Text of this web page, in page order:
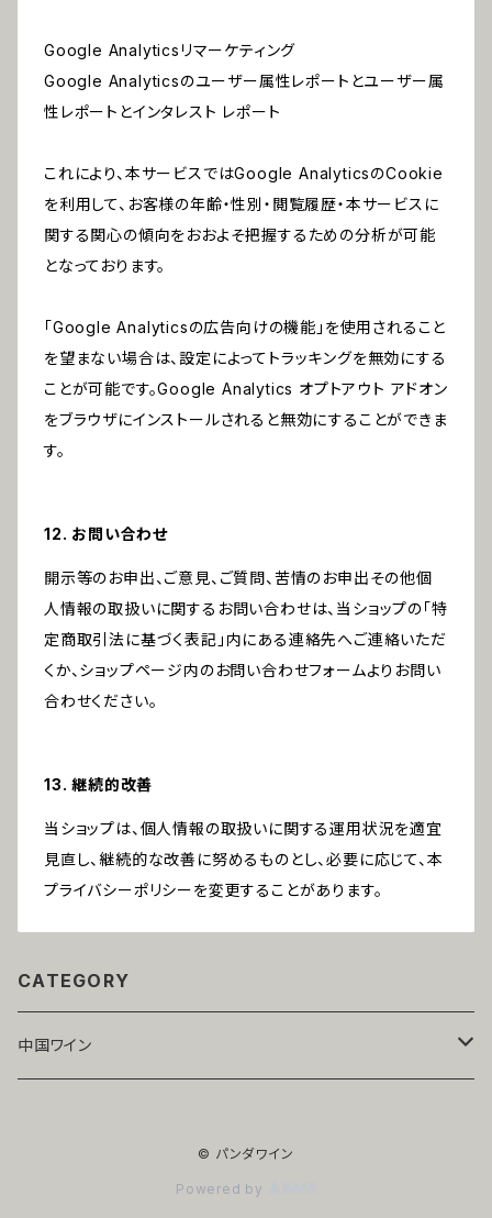
Google Analyticsリマーケティング
Google Analyticsのユーザー属性レポートとユーザー属
性レポートとインタレスト レポート
これにより、本サービスではGoogle AnalyticsのCookie
を利用して、お客様の年齢・性別・閲覧履歴・本サービスに
関する関心の傾向をおおよそ把握するための分析が可能
となっております。
「Google Analyticsの広告向けの機能」を使用されること
を望まない場合は、設定によってトラッキングを無効にする
ことが可能です。Google Analytics オプトアウト アドオン
をブラウザにインストールされると無効にすることができま
す。
12. お問い合わせ
開示等のお申出、ご意見、ご質問、苦情のお申出その他個
人情報の取扱いに関するお問い合わせは、当ショップの「特
定商取引法に基づく表記」内にある連絡先へご連絡いただ
くか、ショップページ内のお問い合わせフォームよりお問い
合わせください。
13. 継続的改善
当ショップは、個人情報の取扱いに関する運用状況を適宜
見直し、継続的な改善に努めるものとし、必要に応じて、本
プライバシーポリシーを変更することがあります。
CATEGORY
中国ワイン
© パンダワイン
Powered by